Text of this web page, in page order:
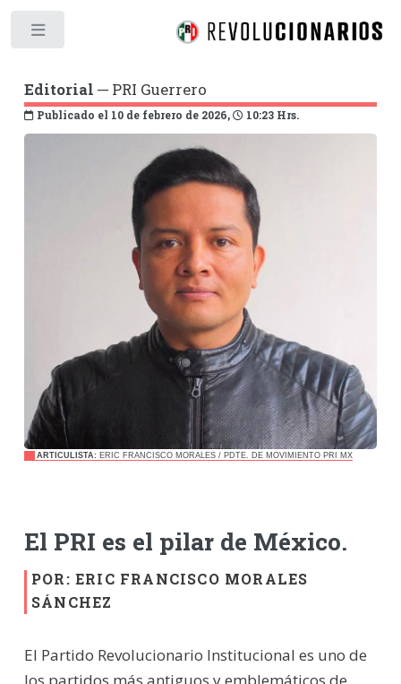
Editorial ─ PRI Guerrero
Publicado el 10 de febrero de 2026, 10:23 Hrs.
El PRI es el pilar de México.
POR: ERIC FRANCISCO MORALES
SÁNCHEZ
El Partido Revolucionario Institucional es uno de
ARTICULISTA:ERIC FRANCISCO MORALES / PDTE. DE MOVIMIENTO PRI MX